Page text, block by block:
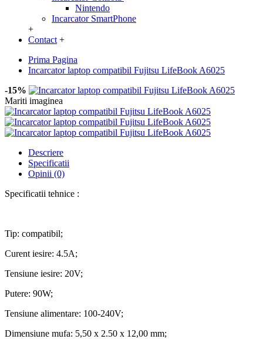
Nintendo
Incarcator SmartPhone
+
Contact +
Prima Pagina
Incarcator laptop compatibil Fujitsu LifeBook A6025
-15%
Mariti imaginea
Descriere
Specificatii
Opinii (0)
Specificatii tehnice :
Tip: compatibil;
Curent iesire: 4.5A;
Tensiune iesire: 20V;
Putere: 90W;
Tensiune alimentare: 100-240V;
Dimensiune mufa: 5,50 x 2.50 x 12,00 mm;